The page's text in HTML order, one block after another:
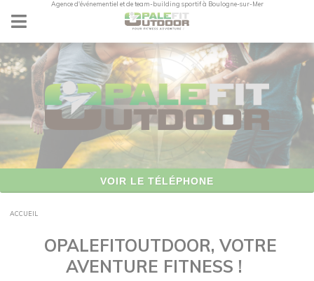
Agence d'événementiel et de team-building sportif à Boulogne-sur-Mer
VOIR LE TÉLÉPHONE
ACCUEIL
OPALEFITOUTDOOR, VOTRE
AVENTURE FITNESS !
Panneau de gestion des cookies